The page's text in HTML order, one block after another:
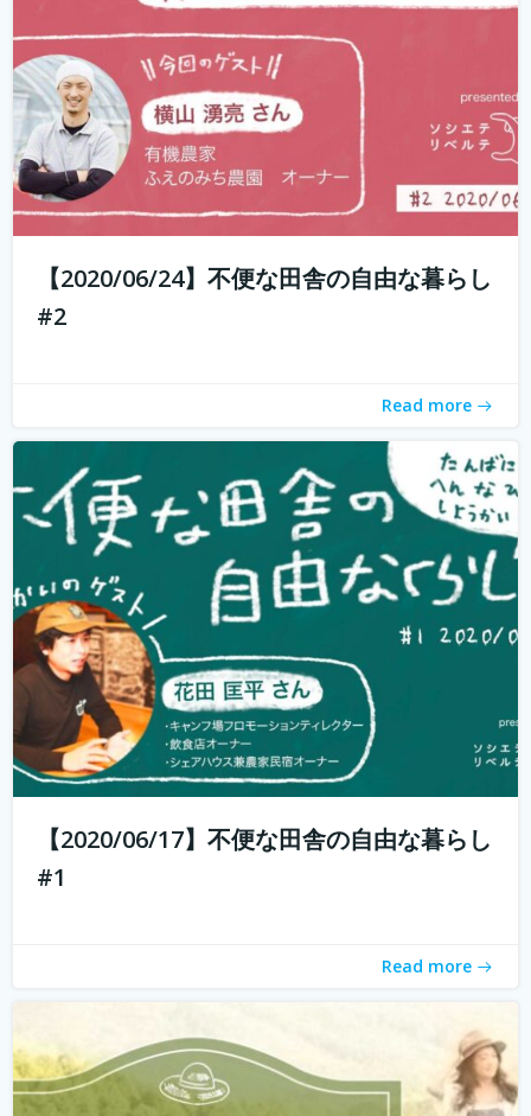
【2020/06/24】不便な田舎の自由な暮らし
#2
Read more
もしかして田舎のことを、遠いしコンビニないし仕事も無
いし、なんて思ってませんか？ 兵庫県丹波地域は「都会に
近い田舎」、住んでみるとあんがい不便を感じない。い
や、むしろ不便を楽しみ、自由に生きている人たちがい
る。 「不便な田舎の自由な暮らし」...続きを読む
【2020/06/17】不便な田舎の自由な暮らし
#1
Read more
週末農業とは、サラリーマンやOLなど本業を持っている人
が、週末だけ農業をすることです。 仕事を持っていても気
軽に農業体験ができます。 週末農業のメリットは、採れた
ての野菜を食べられること、そして心と体が自然に癒され